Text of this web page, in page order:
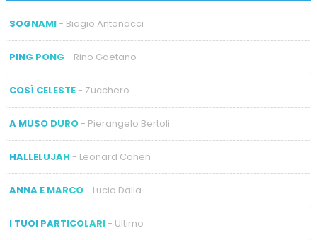
SOGNAMI- Biagio Antonacci
PING PONG - Rino Gaetano
COSÌ CELESTE- Zucchero
A MUSO DURO- Pierangelo Bertoli
HALLELUJAH - Leonard Cohen
ANNA E MARCO- Lucio Dalla
I TUOI PARTICOLARI- Ultimo